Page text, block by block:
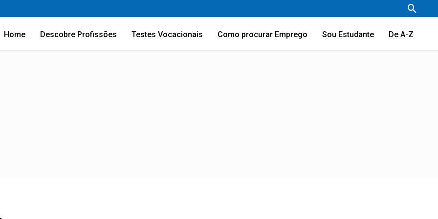
Home Descobre Profissões Testes Vocacionais Como procurar Emprego Sou Estudante De A-Z